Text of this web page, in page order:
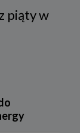
piąty w